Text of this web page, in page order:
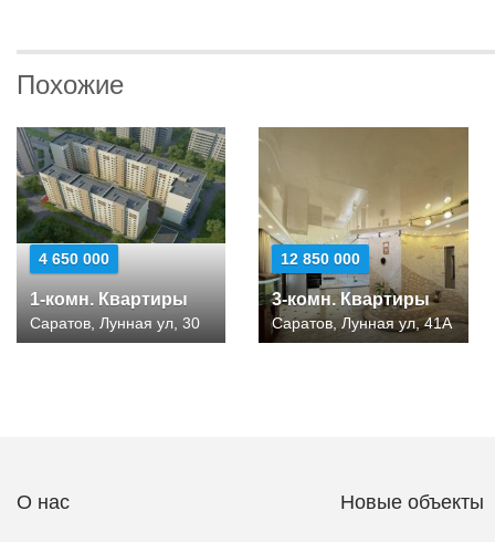
Похожие
4 650 000
1-комн. Квартиры
Саратов, Лунная ул, 30
12 850 000
3-комн. Квартиры
Саратов, Лунная ул, 41А
О нас Новые объекты